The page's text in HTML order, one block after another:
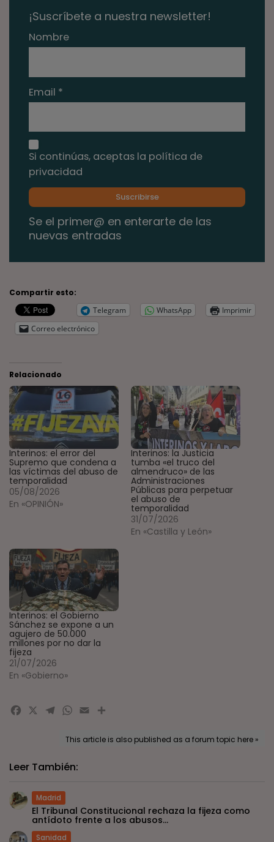
¡Suscríbete a nuestra newsletter!
Nombre
Email *
Si continúas, aceptas la política de
privacidad
Se el primer@ en enterarte de las
nuevas entradas
Compartir esto:
Telegram
WhatsApp
Imprimir
Correo electrónico
Relacionado
Interinos: el error del
Supremo que condena a
las víctimas del abuso de
temporalidad
05/08/2026
En «OPINIÓN»
Interinos: la Justicia
tumba «el truco del
almendruco» de las
Administraciones
Públicas para perpetuar
el abuso de
temporalidad
31/07/2026
En «Castilla y León»
Interinos: el Gobierno
Sánchez se expone a un
agujero de 50.000
millones por no dar la
fijeza
21/07/2026
En «Gobierno»
Facebook
X Telegram
WhatsApp
EmailCompartir
This article is also published as a forum topic here »
Leer También:
Madrid
El Tribunal Constitucional rechaza la fijeza como
antídoto frente a los abusos...
Sanidad